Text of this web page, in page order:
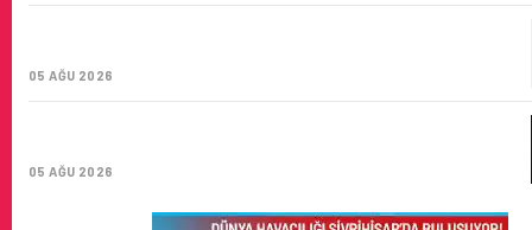
05 AĞU 2026
05 AĞU 2026